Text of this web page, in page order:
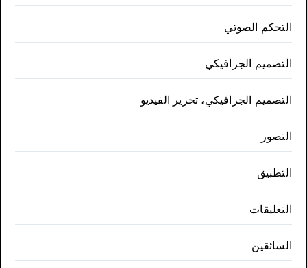
التحكم الصوتي
التصميم الجرافيكي
التصميم الجرافيكي، تحرير الفيديو
التصور
التطبيق
التعليقات
السائقين